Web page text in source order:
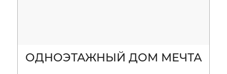
ОДНОЭТАЖНЫЙ ДОМ МЕЧТА